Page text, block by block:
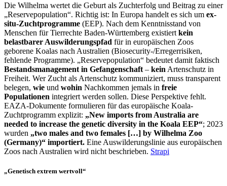
Die Wilhelma wertet die Geburt als Zuchterfolg und Beitrag zu einer
„Reservepopulation“. Richtig ist: In Europa handelt es sich um ex-
situ-Zuchtprogramme (EEP). Nach dem Kenntnisstand von
Menschen für Tierrechte Baden-Württemberg existiert kein
belastbarer Auswilderungspfad für in europäischen Zoos
geborene Koalas nach Australien (Biosecurity-/Erregerrisiken,
fehlende Programme). „Reservepopulation“ bedeutet damit faktisch
Bestandsmanagement in Gefangenschaft – kein Artenschutz in
Freiheit. Wer Zucht als Artenschutz kommuniziert, muss transparent
belegen, wie und wohin Nachkommen jemals in freie
Populationen integriert werden sollen. Diese Perspektive fehlt.
EAZA-Dokumente formulieren für das europäische Koala-
Zuchtprogramm explizit: „New imports from Australia are
needed to increase the genetic diversity in the Koala EEP“; 2023
wurden „two males and two females […] by Wilhelma Zoo
(Germany)“ importiert. Eine Auswilderungslinie aus europäischen
Zoos nach Australien wird nicht beschrieben. Strapi
„Genetisch extrem wertvoll“